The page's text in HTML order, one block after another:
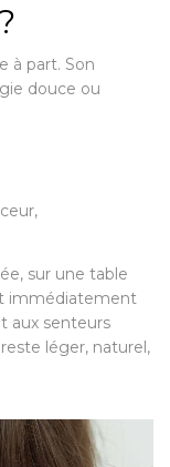
à part. Son
douce ou
sur une table
immédiatement
aux senteurs
léger, naturel,